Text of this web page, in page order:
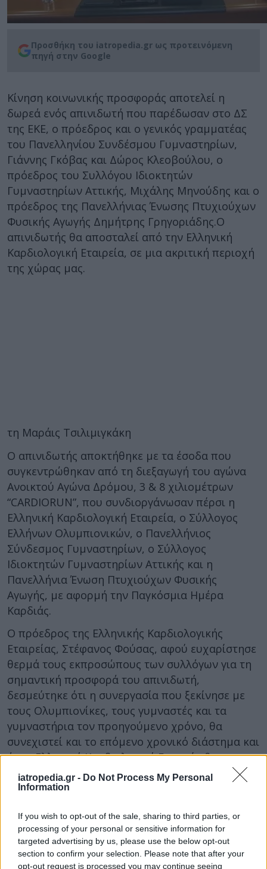
iatropedia.gr - Do Not Process My Personal
Information
If you wish to opt-out of the sale, sharing to third parties, or
processing of your personal or sensitive information for
targeted advertising by us, please use the below opt-out
section to confirm your selection. Please note that after your
opt-out request is processed you may continue seeing
Προσθήκη του iatropedia.gr ως προτεινόμενη
πηγή στην Google
Κίνηση κοινωνικής προσφοράς αποτελεί η
δωρεά ενός απινιδωτή που παρέδωσαν στο ΔΣ
της ΕΚΕ, ο πρόεδρος και ο γενικός γραμματέας
του Πανελληνίου Συνδέσμου Γυμναστηρίων,
Γιάννης Γκόβας και Δώρος Κλεοβούλου, ο
πρόεδρος του Συλλόγου Ιδιοκτητών
Γυμναστηρίων Αττικής, Μιχάλης Μηνούδης και ο
πρόεδρος της Πανελλήνιας Ένωσης Πτυχιούχων
Φυσικής Αγωγής Δημήτρης Γρηγοριάδης.Ο
απινιδωτής θα αποσταλεί από την Ελληνική
Καρδιολογική Εταιρεία, σε μια ακριτική περιοχή
της χώρας μας.
τη Μαράις Τσιλιμιγκάκη
Ο απινιδωτής αποκτήθηκε με τα έσοδα που
συγκεντρώθηκαν από τη διεξαγωγή του αγώνα
Ανοικτού Αγώνα Δρόμου, 3 & 8 χιλιομέτρων
“CARDIORUN”, που συνδιοργάνωσαν πέρσι η
Ελληνική Καρδιολογική Εταιρεία, ο Σύλλογος
Ελλήνων Ολυμπιονικών, ο Πανελλήνιος
Σύνδεσμος Γυμναστηρίων, ο Σύλλογος
Ιδιοκτητών Γυμναστηρίων Αττικής και η
Πανελλήνια Ένωση Πτυχιούχων Φυσικής
Αγωγής, με αφορμή την Παγκόσμια Ημέρα
Καρδιάς.
Ο πρόεδρος της Ελληνικής Καρδιολογικής
Εταιρείας, Στέφανος Φούσας, αφού ευχαρίστησε
θερμά τους εκπροσώπους των συλλόγων για τη
σημαντική προσφορά του απινιδωτή,
δεσμεύτηκε ότι η συνεργασία που ξεκίνησε με
τους Ολυμπιονίκες, τους γυμναστές και τα
γυμναστήρια τον προηγούμενο χρόνο, θα
συνεχιστεί και το επόμενο χρονικό διάστημα και
ότι η Ελληνική Καρδιολογική Εταιρεία θα
υποστηρίζει πολλαπλά και πολύπλευρα
πρωτοβουλίες που επικεντρώνονται στην